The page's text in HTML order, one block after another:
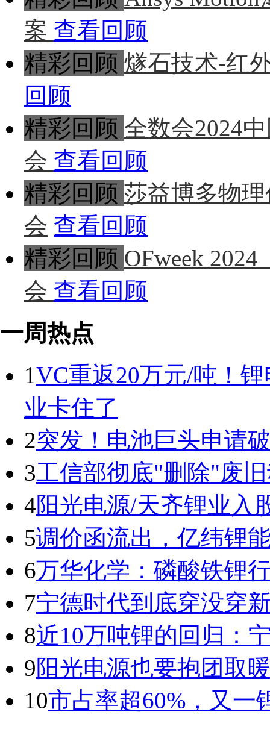
案 查看回顾
精彩回顾 燧石技术-红
回顾
精彩回顾 全数会2024
会 查看回顾
精彩回顾 莎益博多物
会 查看回顾
精彩回顾 OFweek
会 查看回顾
一周热点
1VC重返20万元/吨！
业卡住了
2突发！电池巨头申请
3工信部彻底"删除"废
4阳光电源/天齐锂业入
5调价函流出，亿纬锂
6万华化学：磷酸铁锂
7宁德时代到底穿没穿
8近10万吨锂的回归：
9阳光电源也要抱团取
10市占率超60%，又一